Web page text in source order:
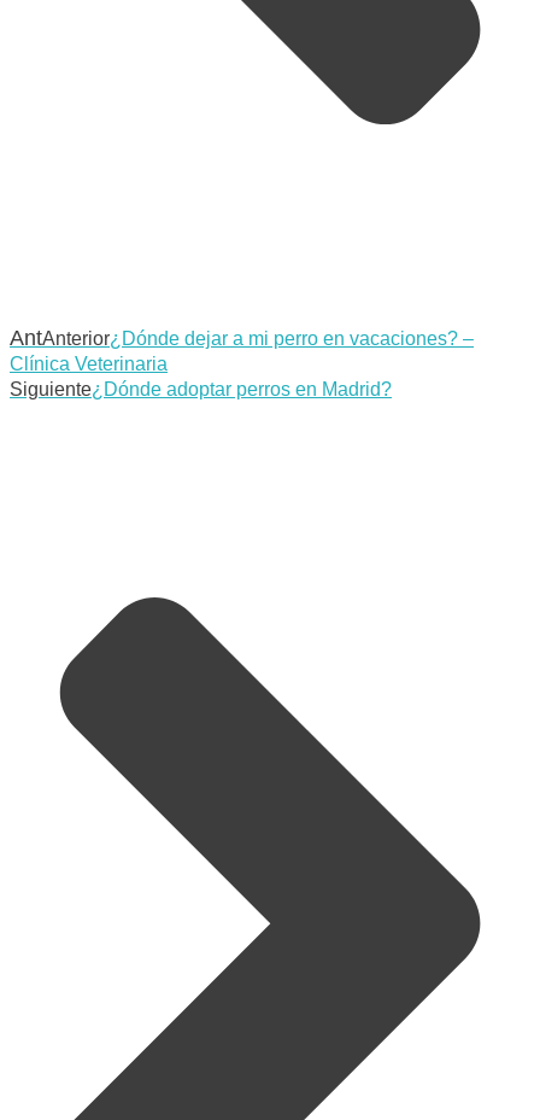
AntAnterior¿Dónde dejar a mi perro en vacaciones? –
Clínica Veterinaria
Siguiente¿Dónde adoptar perros en Madrid?